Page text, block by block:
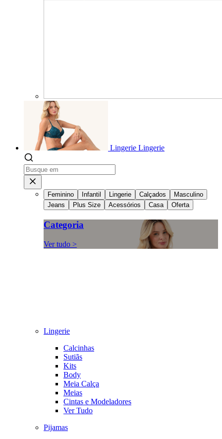
Lingerie Lingerie
Feminino Infantil Lingerie Calçados
Masculino
Jeans
Plus Size Acessórios Casa Oferta
Categoria
Ver tudo >
Lingerie
Calcinhas
Sutiãs
Kits
Body
Meia Calça
Meias
Cintas e Modeladores
Ver Tudo
Pijamas